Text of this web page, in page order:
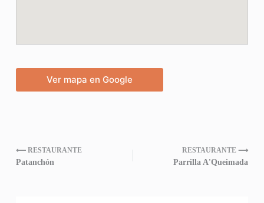
Ver mapa en Google
⟵ RESTAURANTE
Patanchón
RESTAURANTE ⟶
Parrilla A'Queimada